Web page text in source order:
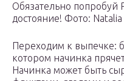
Обязательно попробуй
достояние! Фото:
Переходим к выпечке:
котором начинка
Начинка может быть